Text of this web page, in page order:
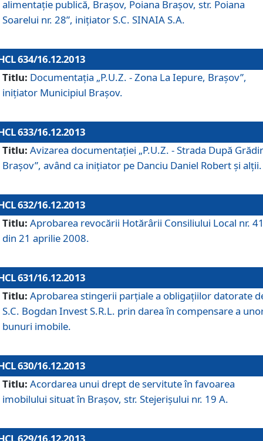
alimentaţie publică, Braşov, Poiana Braşov, str. Poiana
Soarelui nr. 28”, iniţiator S.C. SINAIA S.A.
634/16.12.2013
Titlu: Documentaţia „P.U.Z. - Zona La Iepure, Braşov”,
iniţiator Municipiul Braşov.
633/16.12.2013
Titlu: Avizarea documentaţiei „P.U.Z. - Strada După
Braşov”, având ca iniţiator pe Danciu Daniel Robert şi alţii.
632/16.12.2013
Titlu: Aprobarea revocării Hotărârii Consiliului Local nr.
din 21 aprilie 2008.
631/16.12.2013
Titlu: Aprobarea stingerii parţiale a obligaţiilor datorate
S.C. Bogdan Invest S.R.L. prin darea în compensare a
bunuri imobile.
630/16.12.2013
Titlu: Acordarea unui drept de servitute în favoarea
imobilului situat în Braşov, str. Stejerişului nr. 19 A.